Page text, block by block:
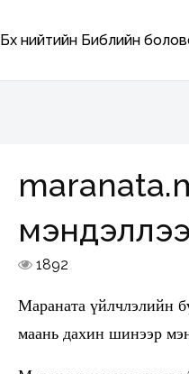
Бүх нийтийн Библийн
1892
Мараната үйлчлэлийн
маань дахин шинээр